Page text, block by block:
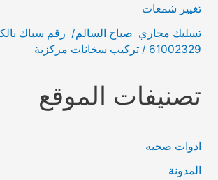
تغيير شمعات
تسليك مجاري صباح السالم/ رقم سباك
61002329 / تركيب سخانات مركزية
تصنيفات الموقع
ادوات صحيه
المدونة